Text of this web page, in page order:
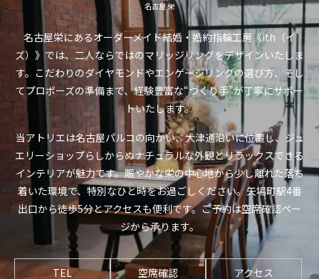
名古屋 栄
名古屋栄にあるオーダーメイド結婚・婚約指輪工房《ith（イ
ズ）》では、二人ならではのマリッジリングをデザインいたしま
す。こだわりのダイヤモンドやエンゲージリングの選び方、そし
てプロポーズの準備まで、経験豊富な“つくり手”が丁寧にサポー
トいたします。
当アトリエは名古屋パルコの向かい、大津通沿いに位置し、ジュ
エリーショップらしからぬナチュラルな外観とリラックスできる
インテリアが魅力です。賑やかな栄の中心地から少し離れた落ち
着いた環境で、特別なひと時をお過ごしください。矢場町駅4番
出口から徒歩5分とアクセスも便利です。ご予約は空席確認ペー
ジから承ります。
TEL 空席確認 アクセス